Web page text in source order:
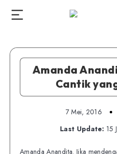
Amanda
Cantik
7 Mei, 2016
Last Update: 15
Amanda Anandita. Jika